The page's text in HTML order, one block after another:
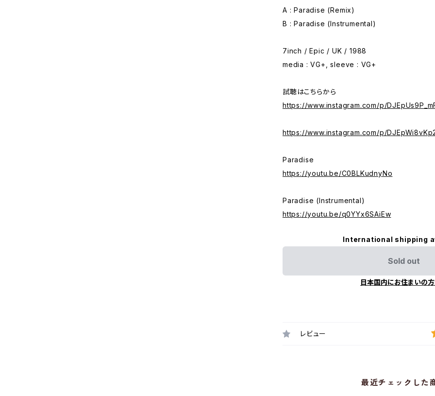
A : Paradise (Remix)
B : Paradise (Instrumental)
7inch / Epic / UK / 1988
media : VG+, sleeve : VG+
試聴はこちらから
https://www.instagram.com/p/
https://www.instagram.com/p/
Paradise
https://youtu.be/C0BLKudnyNo
Paradise (Instrumental)
https://youtu.be/q0YYx6SAiEw
International shipping
Sold out
日本国内にお住まいの
レビュー
最近チェックした